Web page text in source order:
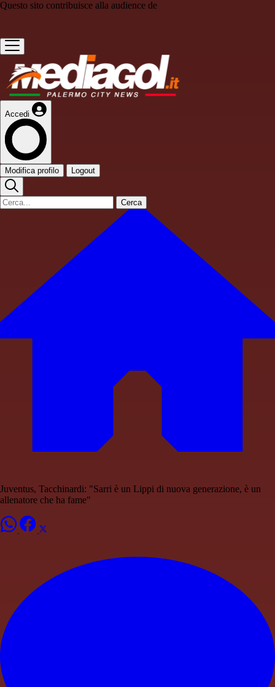
Questo sito contribuisce alla audience de
Accedi
Modifica profilo Logout
Cerca
Juventus, Tacchinardi: "Sarri è un Lippi di nuova generazione, è un
allenatore che ha fame"